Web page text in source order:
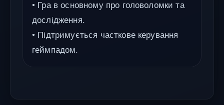
• Гра в основному про головоломки та
дослідження.
• Підтримується часткове керування
геймпадом.